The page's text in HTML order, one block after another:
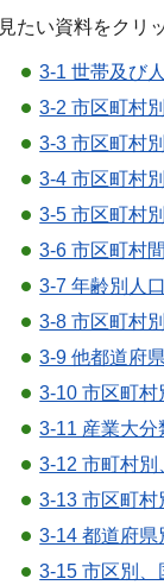
見たい資料をクリ
3-1 世帯及び
3-2 市区町村
3-3 市区町村
3-4 市区町村
3-5 市区町村
3-6 市区町村
3-7 年齢別人
3-8 市区町村
3-9 他都道府
3-10 市区町村
3-11 産業大分
3-12 市町村別
3-13 市区町村
3-14 都道府県
3-15 市区別、